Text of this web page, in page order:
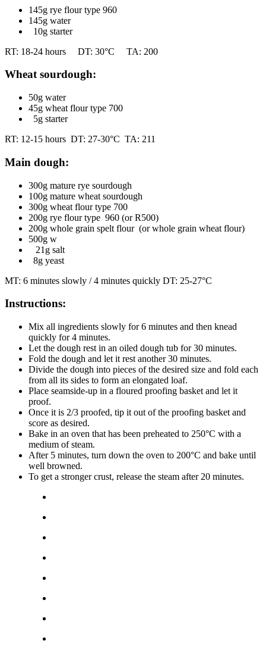
145g rye flour type 960
145g water
10g starter
RT: 18-24 hours DT: 30°C TA: 200
Wheat sourdough:
50g water
45g wheat flour type 700
5g starter
RT: 12-15 hours DT: 27-30°C TA: 211
Main dough:
300g mature rye sourdough
100g mature wheat sourdough
300g wheat flour type 700
200g rye flour type 960 (or R500)
200g whole grain spelt flour (or whole grain wheat flour)
500g w
21g salt
8g yeast
MT: 6 minutes slowly / 4 minutes quickly DT: 25-27°C
Instructions:
Mix all ingredients slowly for 6 minutes and then knead
quickly for 4 minutes.
Let the dough rest in an oiled dough tub for 30 minutes.
Fold the dough and let it rest another 30 minutes.
Divide the dough into pieces of the desired size and fold each
from all its sides to form an elongated loaf.
Place seamside-up in a floured proofing basket and let it
proof.
Once it is 2/3 proofed, tip it out of the proofing basket and
score as desired.
Bake in an oven that has been preheated to 250°C with a
medium of steam.
After 5 minutes, turn down the oven to 200°C and bake until
well browned.
To get a stronger crust, release the steam after 20 minutes.